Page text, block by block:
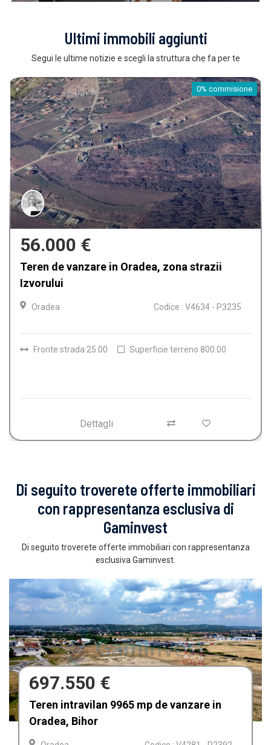
Ultimi immobili aggiunti
Segui le ultime notizie e scegli la struttura che fa per te
0% commisione
56.000 €
Teren de vanzare in Oradea, zona strazii
Izvorului
Oradea Codice : V4634 - P3235
Fronte strada 25.00 Superficie terreno 800.00
Dettagli
Di seguito troverete offerte immobiliari
con rappresentanza esclusiva di
Gaminvest
Di seguito troverete offerte immobiliari con rappresentanza
esclusiva Gaminvest.
9.900 €
Afacere la cheie imprimerie in Oradea,
Bihor